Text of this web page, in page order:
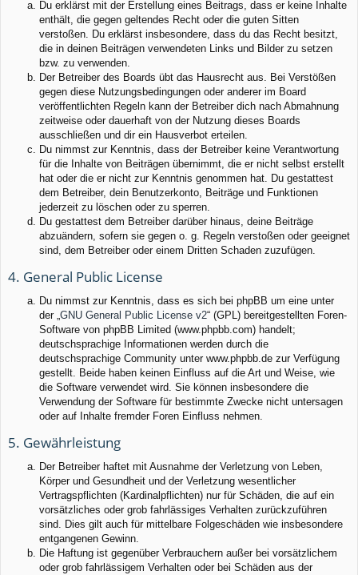
Du erklärst mit der Erstellung eines Beitrags, dass er keine Inhalte
enthält, die gegen geltendes Recht oder die guten Sitten
verstoßen. Du erklärst insbesondere, dass du das Recht besitzt,
die in deinen Beiträgen verwendeten Links und Bilder zu setzen
bzw. zu verwenden.
Der Betreiber des Boards übt das Hausrecht aus. Bei Verstößen
gegen diese Nutzungsbedingungen oder anderer im Board
veröffentlichten Regeln kann der Betreiber dich nach Abmahnung
zeitweise oder dauerhaft von der Nutzung dieses Boards
ausschließen und dir ein Hausverbot erteilen.
Du nimmst zur Kenntnis, dass der Betreiber keine Verantwortung
für die Inhalte von Beiträgen übernimmt, die er nicht selbst erstellt
hat oder die er nicht zur Kenntnis genommen hat. Du gestattest
dem Betreiber, dein Benutzerkonto, Beiträge und Funktionen
jederzeit zu löschen oder zu sperren.
Du gestattest dem Betreiber darüber hinaus, deine Beiträge
abzuändern, sofern sie gegen o. g. Regeln verstoßen oder geeignet
sind, dem Betreiber oder einem Dritten Schaden zuzufügen.
4. General Public License
Du nimmst zur Kenntnis, dass es sich bei phpBB um eine unter
der „GNU General Public License v2“ (GPL) bereitgestellten Foren-
Software von phpBB Limited (www.phpbb.com) handelt;
deutschsprachige Informationen werden durch die
deutschsprachige Community unter www.phpbb.de zur Verfügung
gestellt. Beide haben keinen Einfluss auf die Art und Weise, wie
die Software verwendet wird. Sie können insbesondere die
Verwendung der Software für bestimmte Zwecke nicht untersagen
oder auf Inhalte fremder Foren Einfluss nehmen.
5. Gewährleistung
Der Betreiber haftet mit Ausnahme der Verletzung von Leben,
Körper und Gesundheit und der Verletzung wesentlicher
Vertragspflichten (Kardinalpflichten) nur für Schäden, die auf ein
vorsätzliches oder grob fahrlässiges Verhalten zurückzuführen
sind. Dies gilt auch für mittelbare Folgeschäden wie insbesondere
entgangenen Gewinn.
Die Haftung ist gegenüber Verbrauchern außer bei vorsätzlichem
oder grob fahrlässigem Verhalten oder bei Schäden aus der